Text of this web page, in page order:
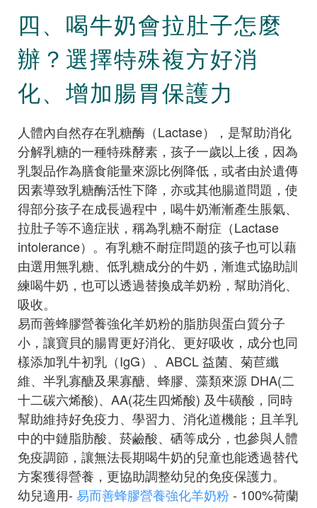
四、喝牛奶會拉肚子怎麼
辦？選擇特殊複方好消
化、增加腸胃保護力
人體內自然存在乳糖酶（Lactase），是幫助消化
分解乳糖的一種特殊酵素，孩子一歲以上後，因為
乳製品作為膳食能量來源比例降低，或者由於遺傳
因素導致乳糖酶活性下降，亦或其他腸道問題，使
得部分孩子在成長過程中，喝牛奶漸漸產生脹氣、
拉肚子等不適症狀，稱為乳糖不耐症（Lactase
intolerance）。有乳糖不耐症問題的孩子也可以藉
由選用無乳糖、低乳糖成分的牛奶，漸進式協助訓
練喝牛奶，也可以透過替換成羊奶粉，幫助消化、
吸收。
易而善蜂膠營養強化羊奶粉的脂肪與蛋白質分子
小，讓寶貝的腸胃更好消化、更好吸收，成分也同
樣添加乳牛初乳（IgG）、ABCL 益菌、菊苣纖
維、半乳寡醣及果寡醣、蜂膠、藻類來源 DHA(二
十二碳六烯酸)、AA(花生四烯酸) 及牛磺酸，同時
幫助維持好免疫力、學習力、消化道機能；且羊乳
中的中鏈脂肪酸、菸鹼酸、硒等成分，也參與人體
免疫調節，讓無法長期喝牛奶的兒童也能透過替代
方案獲得營養，更協助調整幼兒的免疫保護力。
幼兒適用- 易而善蜂膠營養強化羊奶粉 - 100%荷蘭